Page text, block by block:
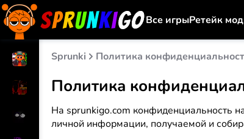
Все игрыРетейк
Sprunki Политика
Политика
На sprunkigo.com конфиденциальность
личной информации, получаемой и